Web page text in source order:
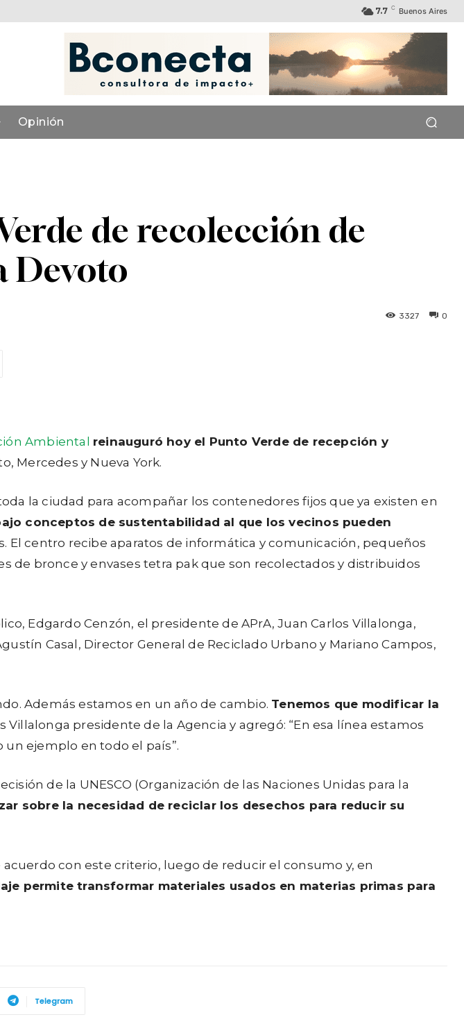
7.7 C Buenos Aires
Opinión
de recolección de
Devoto
0
3327
Ambiental reinauguró hoy el Punto Verde de recepción y
Mercedes y Nueva York.
la ciudad para acompañar los contenedores fijos que ya existen en
conceptos de sustentabilidad al que los vecinos pueden
El centro recibe aparatos de informática y comunicación, pequeños
de bronce y envases tetra pak que son recolectados y distribuidos
Edgardo Cenzón, el presidente de APrA, Juan Carlos Villalonga,
Casal, Director General de Reciclado Urbano y Mariano Campos,
Además estamos en un año de cambio. Tenemos que modificar la
Villalonga presidente de la Agencia y agregó: “En esa línea estamos
un ejemplo en todo el país”.
de la UNESCO (Organización de las Naciones Unidas para la
sobre la necesidad de reciclar los desechos para reducir su
con este criterio, luego de reducir el consumo y, en
permite transformar materiales usados en materias primas para
Telegram